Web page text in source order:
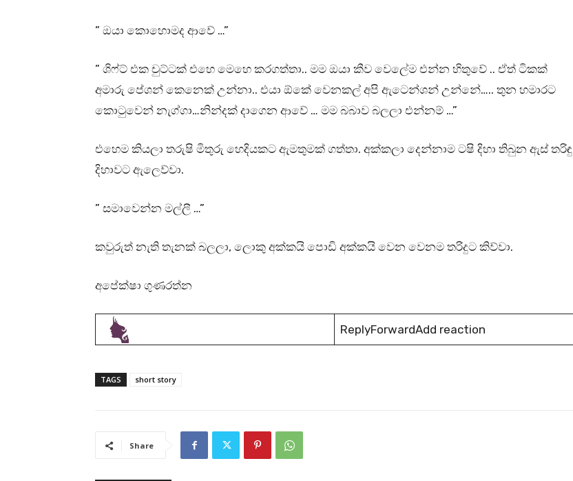
” ඔයා කොහොමද ආවේ …”
” ශිෆ්ට් එක චුට්ටක් එහෙ මෙහෙ කරගත්තා.. මම ඔයා කීව වෙලේම එන්න හිතුවේ .. ඒත් ටිකක්
අමාරු පේශන් කෙනෙක් උන්නා.. එයා ඕකේ වෙනකල් අපි ඇටෙන්ශන් උන්නේ….. තුන හමාරට
කොටුවෙන් නැග්ගා…නින්දක් දාගෙන ආවේ … මම බබාව බලලා එන්නම් …”
එහෙම කියලා තරුෂි මිතුරු හෙදියකට ඇමතුමක් ගත්තා. අක්කලා දෙන්නාම ටෂි දිහා තිබුන ඇස් තරිඳු
දිහාවට ඇලෙව්වා.
” සමාවෙන්න මල්ලී …”
කවුරුත් නැති තැනක් බලලා, ලොකු අක්කයි පොඩි අක්කයි වෙන වෙනම තරිදුට කිව්වා.
අපේක්ෂා ගුණරත්න
ReplyForwardAdd reaction
TAGS short story
Share